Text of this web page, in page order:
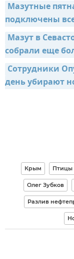
Мазутные
подключены
Мазут в
собрали еще
Сотрудники
день убирают
Крым Птицы
Олег Зубков
Разлив